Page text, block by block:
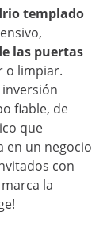
templado
las puertas
o limpiar.
fiable, de
que
en un negocio
con
la